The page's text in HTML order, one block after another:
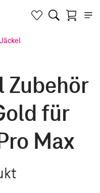
Zubehör
für
Max